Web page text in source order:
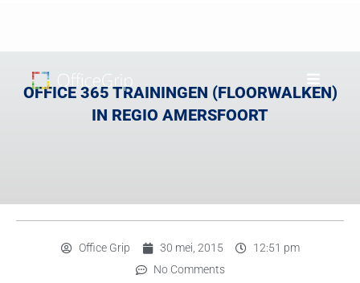
OFFICE 365 TRAININGEN (FLOORWALKEN)
IN REGIO AMERSFOORT
Office Grip 30 mei, 2015
12:51 pm
No Comments